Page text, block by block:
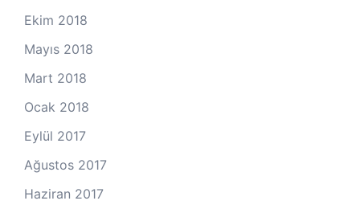
Ekim 2018
Mayıs 2018
Mart 2018
Ocak 2018
Eylül 2017
Ağustos 2017
Haziran 2017